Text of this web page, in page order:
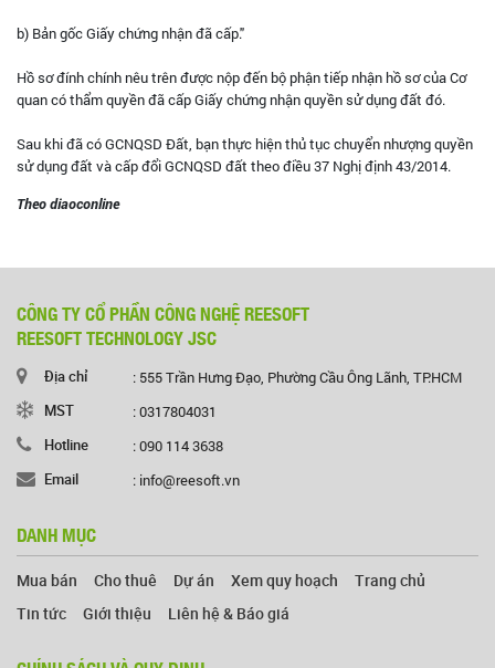
b) Bản gốc Giấy chứng nhận đã cấp."
Hồ sơ đính chính nêu trên được nộp đến bộ phận tiếp nhận hồ sơ của Cơ
quan có thẩm quyền đã cấp Giấy chứng nhận quyền sử dụng đất đó.
Sau khi đã có GCNQSD Đất, bạn thực hiện thủ tục chuyển nhượng quyền
sử dụng đất và cấp đổi GCNQSD đất theo điều 37 Nghị định 43/2014.
Theo diaoconline
CÔNG TY CỔ PHẦN CÔNG NGHỆ REESOFT
REESOFT TECHNOLOGY JSC
Địa chỉ
: 555 Trần Hưng Đạo, Phường Cầu Ông Lãnh, TP.HCM
MST
: 0317804031
Hotline
: 090 114 3638
Email
: info@reesoft.vn
DANH MỤC
Mua bán Cho thuê Dự án Xem quy hoạch
Trang chủ
Tin tức
Giới thiệu Liên hệ & Báo giá